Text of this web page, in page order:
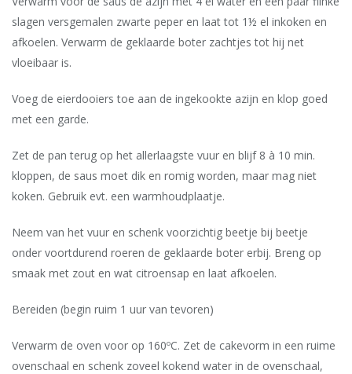
slagen versgemalen zwarte peper en laat tot 1½ el inkoken en
afkoelen. Verwarm de geklaarde boter zachtjes tot hij net
vloeibaar is.
Voeg de eierdooiers toe aan de ingekookte azijn en klop goed
met een garde.
Zet de pan terug op het allerlaagste vuur en blijf 8 à 10 min.
kloppen, de saus moet dik en romig worden, maar mag niet
koken. Gebruik evt. een warmhoudplaatje.
Neem van het vuur en schenk voorzichtig beetje bij beetje
onder voortdurend roeren de geklaarde boter erbij. Breng op
smaak met zout en wat citroensap en laat afkoelen.
Bereiden (begin ruim 1 uur van tevoren)
Verwarm de oven voor op 160ºC. Zet de cakevorm in een ruime
ovenschaal en schenk zoveel kokend water in de ovenschaal,